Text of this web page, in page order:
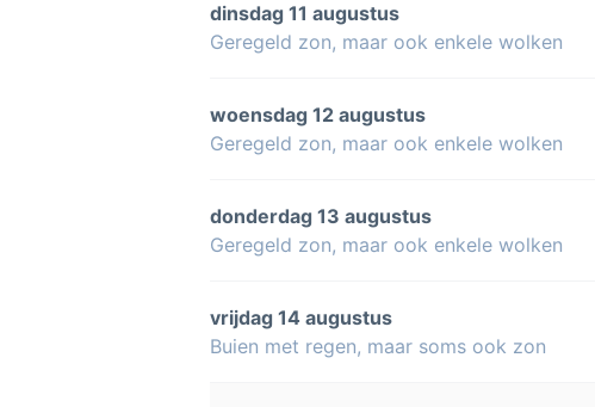
dinsdag 11 augustus
Geregeld zon, maar ook enkele wolken
woensdag 12 augustus
Geregeld zon, maar ook enkele wolken
donderdag 13 augustus
Geregeld zon, maar ook enkele wolken
vrijdag 14 augustus
Buien met regen, maar soms ook zon